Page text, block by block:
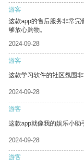
游客
这款app的售后服务非常
够放心购物。
2024-09-28
游客
这款学习软件的社区氛围
2024-09-28
游客
这款app就像我的娱乐小助
2024-09-28
游客